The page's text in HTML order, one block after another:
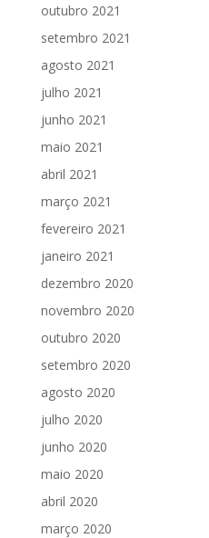
outubro 2021
setembro 2021
agosto 2021
julho 2021
junho 2021
maio 2021
abril 2021
março 2021
fevereiro 2021
janeiro 2021
dezembro 2020
novembro 2020
outubro 2020
setembro 2020
agosto 2020
julho 2020
junho 2020
maio 2020
abril 2020
março 2020